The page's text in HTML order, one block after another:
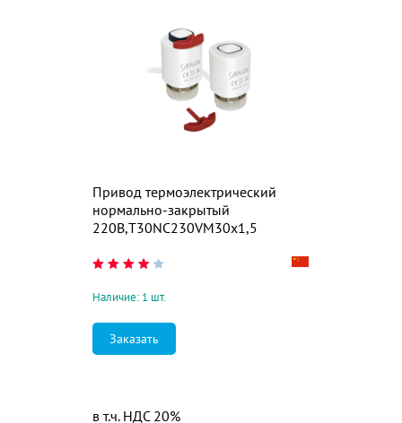
Привод термоэлектрический
нормально-закрытый
220В,T30NC230VM30x1,5
Заказать
Наличие: 1 шт.
в т.ч. НДС 20%